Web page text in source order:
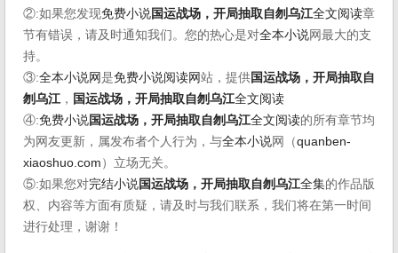
②:如果您发现免费小说国运战场，开局抽取自刎乌江全文阅读章
节有错误，请及时通知我们。您的热心是对全本小说网最大的支
持。
③:全本小说网是免费小说阅读网站，提供国运战场，开局抽取自
刎乌江 ， 国运战场，开局抽取自刎乌江全文阅读
④:免费小说国运战场，开局抽取自刎乌江全文阅读的所有章节均
为网友更新，属发布者个人行为，与全本小说网（quanben-
xiaoshuo.com ）立场无关。
⑤:如果您对完结小说国运战场，开局抽取自刎乌江全集的作品版
权、内容等方面有质疑，请及时与我们联系，我们将在第一时间
进行处理，谢谢！